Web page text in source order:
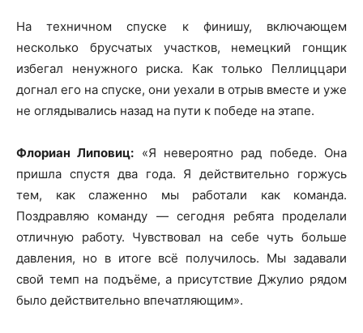
На техничном спуске к финишу, включающем
несколько брусчатых участков, немецкий гонщик
избегал ненужного риска. Как только Пеллиццари
догнал его на спуске, они уехали в отрыв вместе и уже
не оглядывались назад на пути к победе на этапе.
Флориан Липовиц: «Я невероятно рад победе. Она
пришла спустя два года. Я действительно горжусь
тем, как слаженно мы работали как команда.
Поздравляю команду — сегодня ребята проделали
отличную работу. Чувствовал на себе чуть больше
давления, но в итоге всё получилось. Мы задавали
свой темп на подъёме, а присутствие Джулио рядом
было действительно впечатляющим».